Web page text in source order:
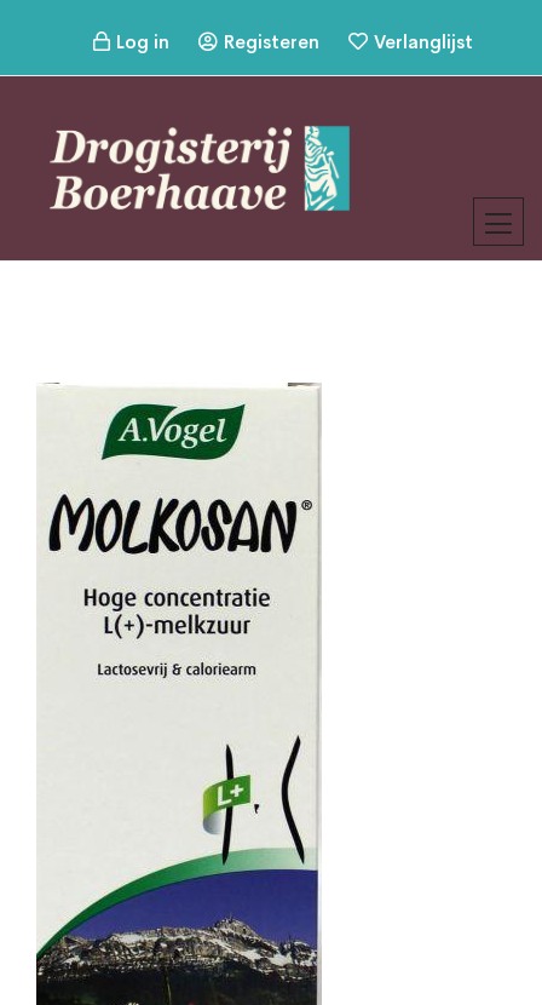
Log in Registeren Verlanglijst